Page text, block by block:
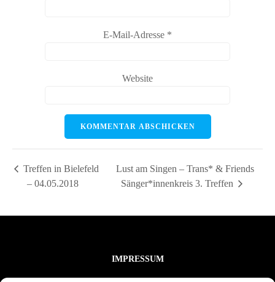
E-Mail-Adresse *
Website
Treffen in Bielefeld
– 04.05.2018
Lust am Singen – Trans* & Friends
Sänger*innenkreis 3. Treffen
IMPRESSUM